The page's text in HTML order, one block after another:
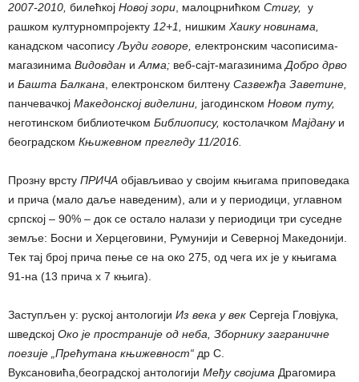
2007-2010, билећкој Новој зори, малоцрнићком Стигу, у
рашком културномпројекту 12+1, нишким Хаику новинама,
канадском часописуЉуди говоре, електронским часописима-
магазинима Видовдан иАлма; веб-сајт-магазинимаДобро дрво
и Башта Балкана, електронском билтену Сазвежђа Заветине,
панчевачкој Македонској виделини, јагодинском Новом путу,
неготинском библиотечком Библиопису, костолачком Мајдану и
београдском Књижевном прегледу 11/2016.
Прозну врсту ПРИЧА објављивао у својим књигама приповедака
и прича (мало даље наведеним), али и у периодици, углавном
српској – 90% – док се остало налази у периодици три суседне
земље: Босни и Херцеговини, Румунији и Северној Македонији.
Тек тај број прича пење се на око 275, од чега их је у књигама
91-на (13 прича х 7 књига).
Заступљен у: руској антологији Из века у век Сергеја Гловјука,
шведској Око је пространије од неба, Зборнику заграничне
поезије „Прећутана књижевност“ др С.
Вуксановића,београдској антологији Међу својима Драгомира